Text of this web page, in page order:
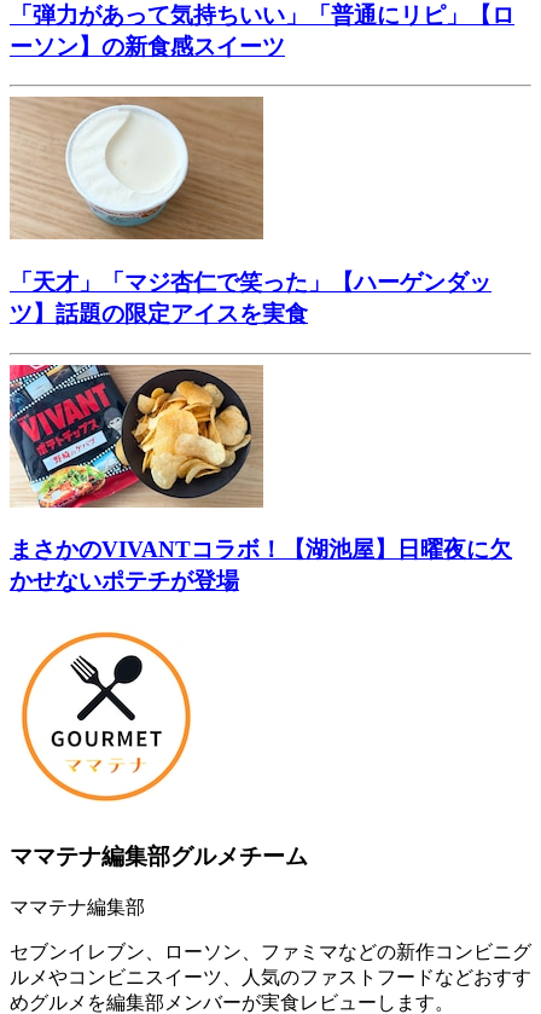
「弾力があって気持ちいい」「普通にリピ」【ロ
ーソン】の新食感スイーツ
「天才」「マジ杏仁で笑った」【ハーゲンダッ
ツ】話題の限定アイスを実食
まさかのVIVANTコラボ！【湖池屋】日曜夜に欠
かせないポテチが登場
ママテナ編集部グルメチーム
ママテナ編集部
セブンイレブン、ローソン、ファミマなどの新作コンビニグ
ルメやコンビニスイーツ、人気のファストフードなどおすす
めグルメを編集部メンバーが実食レビューします。